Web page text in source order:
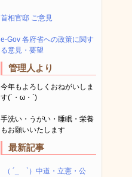
首相官邸 ご意見
e-Gov 各府省への政策に関す
る意見・要望
管理人より
今年もよろしくおねがいしま
す(´・ω・`)
手洗い・うがい・睡眠・栄養
もお願いいたします
最新記事
（ ´_ゝ`）中道・立憲・公